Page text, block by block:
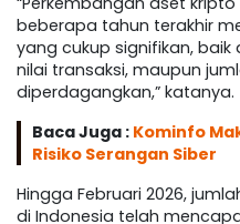
beberapa tahun terakhir
yang cukup signifikan,
nilai transaksi, maupun
diperdagangkan,” katanya.
Baca Juga : Kominfo
Risiko Serangan Siber
Hingga Februari 2026,
di Indonesia telah